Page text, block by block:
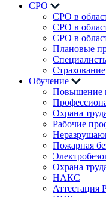
СРО
СРО в
СРО в
СРО в
Плановые
Страхование
Обучение
Повышение
Охрана
Рабочие
Пожарная
Охрана
НАКС
Аттестация